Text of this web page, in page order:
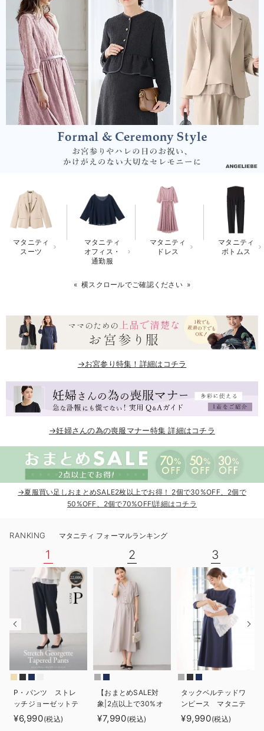
マタニティ アウター（コート）・ママコート
産褥ショーツ
骨盤・マタニティベルト （妊娠中・産後）
産後 ガードル インナー
マタニティ 腹巻き
【アウトレット】インナー
【アウトレット】ベビー
冷房対策
接触冷感素材
Tシャツブラ
ブラトップ
親子セット
快適機能ウェア特集 トップス
快適機能ウェア特集 ボトムス
erbaviva（エルバビーバ）
安心の日本製。先輩ママが買ってよかった！本当に必要な出産準備品
ハレの日に着るANGELIEBEのセレモニー
親子コーデ｜ママとベビーにおすすめ！
便利な育児家電
Gift Selection 出産祝い
ロンパースはいつからいつまで使う？選ぶポイントも解説！
デロンギ
入院準備の持ち物チェック
パジャマ
インナー
雑貨
ベビー
MAX55%OFF ブラック
ツィード派
王道シンプル派
セットアップ派
セット
ワーク・オフィス
カジュアル
フォーマル / オケー
あったかアイテム｜
女の子におススメの
男の子におススメの
定番ギフト
もらって嬉しいギフト
かわいくておもしろ
何枚あっても嬉しい
レギンス・タイツ
カップ付きインナー
あったか度◎
裏起毛素材
マタニティ
スーツ
マタニティ
オフィス・
通勤服
マタニティ
ドレス
マタニティ
ボトムス
横スクロールでご確認ください
→お宮参り特集！詳細はコチラ
→妊婦さんの為の喪服マナー特集 詳細はコチラ
→夏服買い足しおまとめSALE2枚以上でお得！ 2個で30%OFF、2個で
50%OFF、2個で70%OFF!詳細はコチラ
RANKING マタニティ フォーマルランキング
1
P・パンツ ストレ
ッチジョーゼットテ
ーパード
¥6,990(税込)
2
【おまとめSALE対
象|2点以上で30%オ
フ】半袖ギャザーシ
ャツワンピース マ
¥7,990(税込)
3
タックベルテッドワ
ンピース マタニテ
ィ・授乳服【出産後
も長く使える】
¥9,990(税込)